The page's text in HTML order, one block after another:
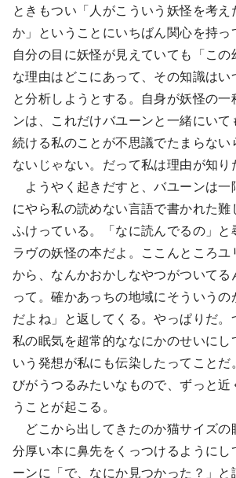
ときもつい「人がこういう妖怪を考え
か」ということにいちばん関心を持っ
自分の目に妖怪が見えていても「この
な理由はどこにあって、その知識はい
と分析しようとする。自身が妖怪の一
ンは、これだけバユーンと一緒にいて
続ける私のことが不思議でたまらない
ないじゃない。だって私は理由が知り
ようやく起きだすと、バユーンは一
にやら私の読めない言語で書かれた難
ふけっている。「なに読んでるの」と
ラヴの妖怪の本だよ。ここんところユ
から、なんかおかしなやつがついてる
って。確かあっちの地域にそういうの
だよね」と返してくる。やっぱりだ。
私の眠気を超常的ななにかのせいにし
いう発想が私にも伝染したってことだ
びがうつるみたいなもので、ずっと近
うことが起こる。
どこから出してきたのか猫サイズの
分厚い本に鼻先をくっつけるようにし
ーンに「で、なにか見つかった？」と